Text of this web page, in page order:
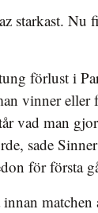
starkast. Nu
förlust i
vinner eller
vad man
sade
för första